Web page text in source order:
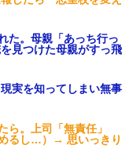
た。母親「あっち行っ
見つけた母親がすっ飛
実を知ってしまい無事
ら。上司「無責任」
めるし…）→ 思いっきり